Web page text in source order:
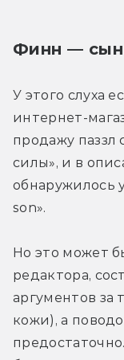
Финн — сын
У этого слуха
интернет-
продажу паззл
силы», и в
обнаружилось
son».
Но это может
редактора,
аргументов за
кожи), а